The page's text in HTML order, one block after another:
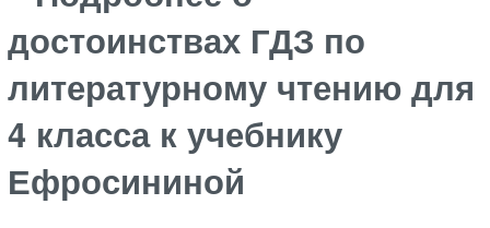
достоинствах ГДЗ по
литературному чтению для
4 класса к учебнику
Ефросининой